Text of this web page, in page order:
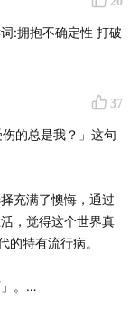
的良好口碑，有
行。未来我们希
者学习投资，也
客：
网易云音乐、苹
微信听书、
:拥抱不确定性 打破
37
的总是我？」这句
充满了懊悔，通过
，觉得这个世界真
特有流行病。
。